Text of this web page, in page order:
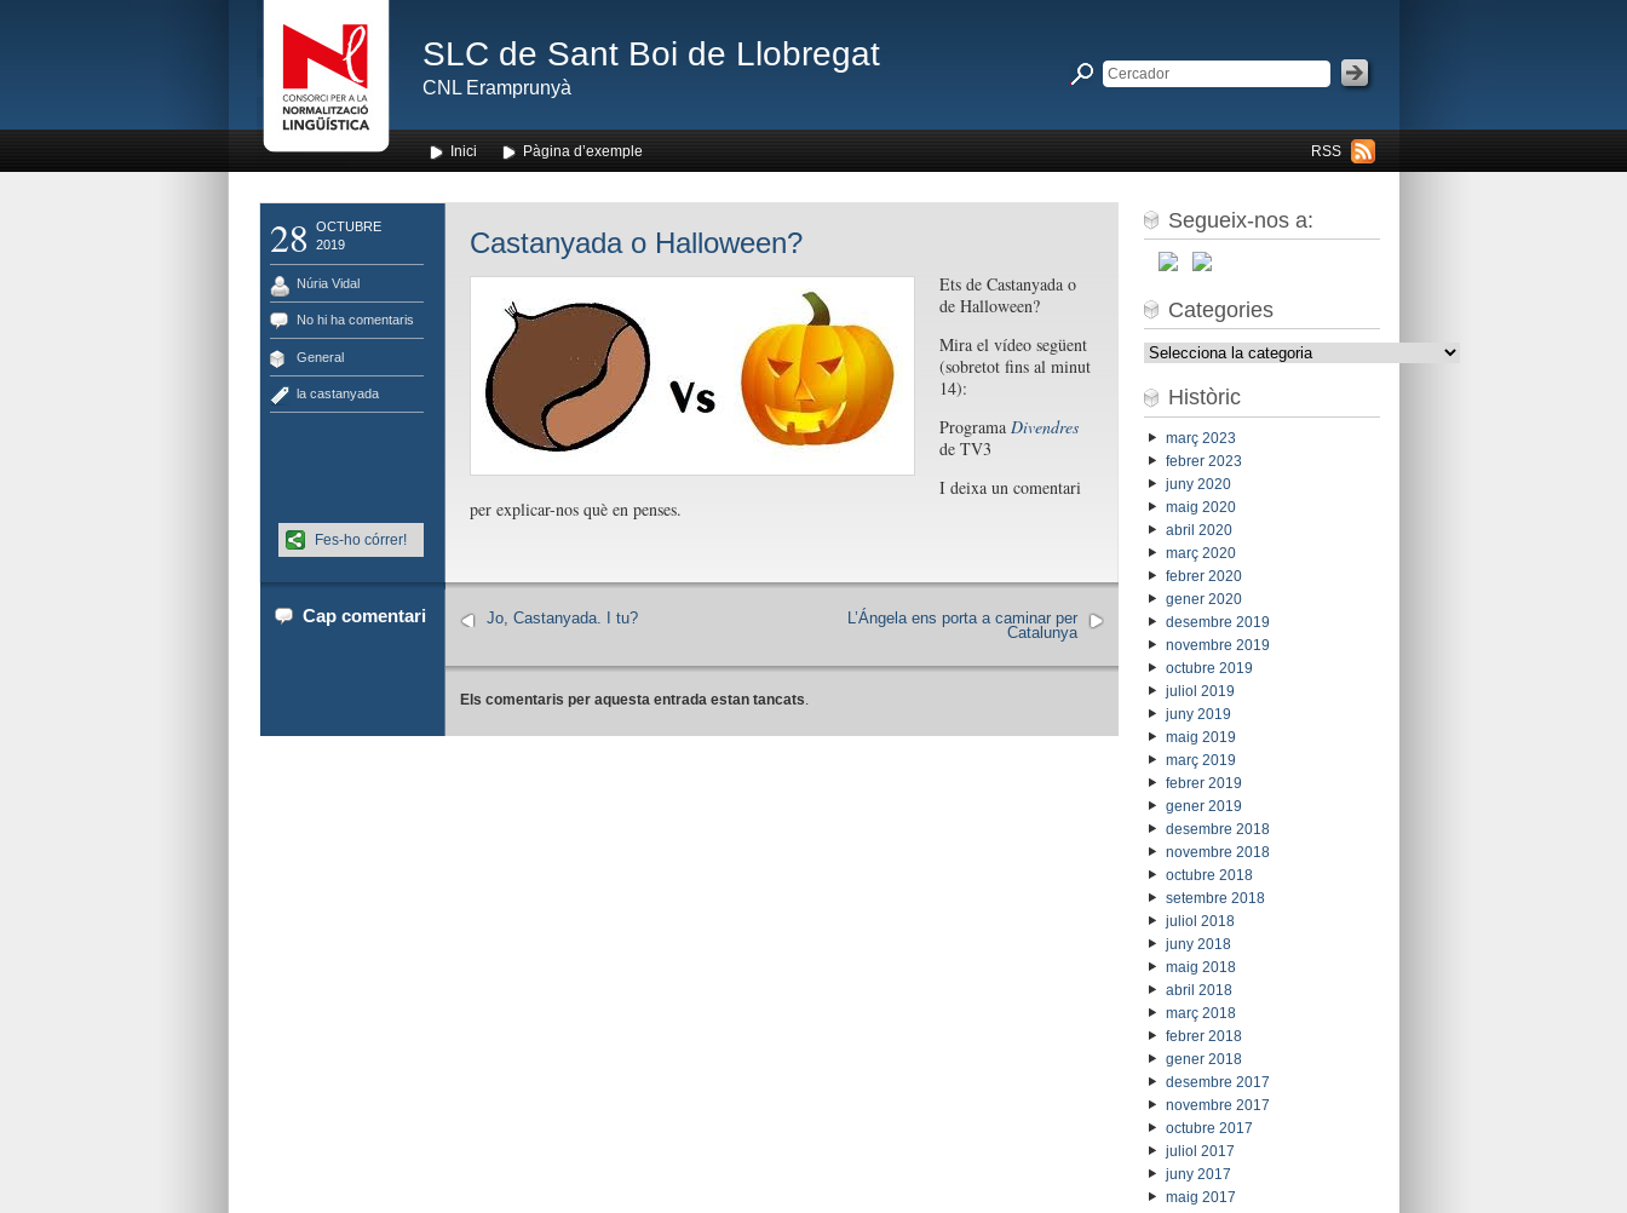
SLC de Sant Boi de Llobregat
CNL Eramprunyà
RSS
Inici Pàgina d’exemple
28
OCTUBRE
2019
Núria Vidal
No hi ha comentaris
General
la castanyada
Castanyada o Halloween?
Ets de Castanyada o
de Halloween?
Mira el vídeo següent
(sobretot fins al minut
14):
Programa Divendres
de TV3
I deixa un comentari
per explicar-nos què en penses.
Fes-ho córrer!
Cap comentari
L’Ángela ens porta a caminar per
Catalunya
Jo, Castanyada. I tu?
Els comentaris per aquesta entrada estan tancats.
Segueix-nos a:
Categories
Categories
Històric
març 2023
febrer 2023
juny 2020
maig 2020
abril 2020
març 2020
febrer 2020
gener 2020
desembre 2019
novembre 2019
octubre 2019
juliol 2019
juny 2019
maig 2019
març 2019
febrer 2019
gener 2019
desembre 2018
novembre 2018
octubre 2018
setembre 2018
juliol 2018
juny 2018
maig 2018
abril 2018
març 2018
febrer 2018
gener 2018
desembre 2017
novembre 2017
octubre 2017
juliol 2017
juny 2017
maig 2017